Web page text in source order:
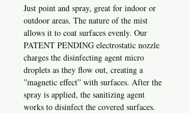
Just point and spray, great for indoor or
outdoor areas. The nature of the mist
allows it to coat surfaces evenly. Our
PATENT PENDING electrostatic nozzle
charges the disinfecting agent micro
droplets as they flow out, creating a
”magnetic effect” with surfaces. After the
spray is applied, the sanitizing agent
works to disinfect the covered surfaces.